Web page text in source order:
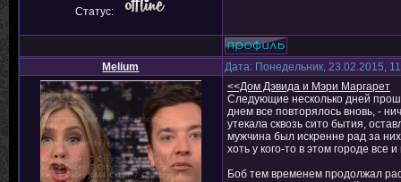
Статус:
Melium Дата: Понедельник, 23.02.2015,
<<Дом Дэвида и Мэри Маргарет
Следующие несколько дней
днем все повторялось вновь, -
утекала сквозь сито бытия,
мужчина был искренне рад за
хоть у кого-то в этом городе все
Боб тем временем продолжал